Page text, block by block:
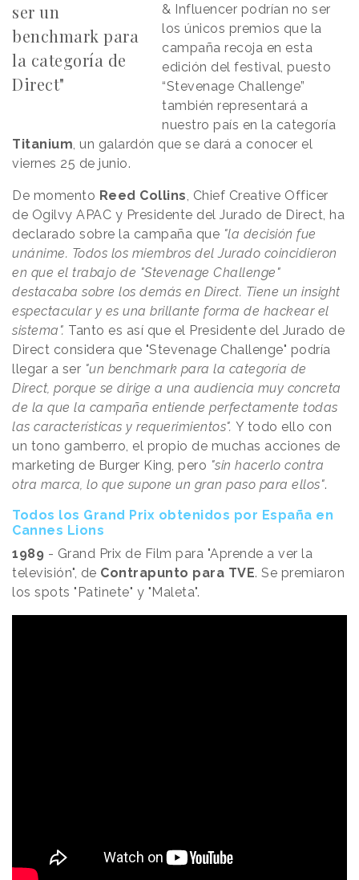
ser un
benchmark para
la categoría de
Direct"
& Influencer podrían no ser
los únicos premios que la
campaña recoja en esta
edición del festival, puesto
“Stevenage Challenge”
también representará a
nuestro país en la categoría
Titanium, un galardón que se dará a conocer el
viernes 25 de junio.
De momento Reed Collins, Chief Creative Officer
de Ogilvy APAC y Presidente del Jurado de Direct, ha
declarado sobre la campaña que "la decisión fue
unánime. Todos los miembros del Jurado coincidieron
en que el trabajo de "Stevenage Challenge"
destacaba sobre los demás en Direct. Tiene un insight
espectacular y es una brillante forma de hackear el
sistema". Tanto es así que el Presidente del Jurado de
Direct considera que "Stevenage Challenge" podría
llegar a ser "un benchmark para la categoría de
Direct, porque se dirige a una audiencia muy concreta
de la que la campaña entiende perfectamente todas
las características y requerimientos". Y todo ello con
un tono gamberro, el propio de muchas acciones de
marketing de Burger King, pero "sin hacerlo contra
otra marca, lo que supone un gran paso para ellos".
Todos los Grand Prix obtenidos por España en
Cannes Lions
1989 - Grand Prix de Film para "Aprende a ver la
televisión", de Contrapunto para TVE. Se premiaron
los spots "Patinete" y "Maleta".